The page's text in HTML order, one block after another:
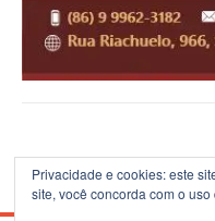
Privacidade e cookies: este
site, você concorda com o uso